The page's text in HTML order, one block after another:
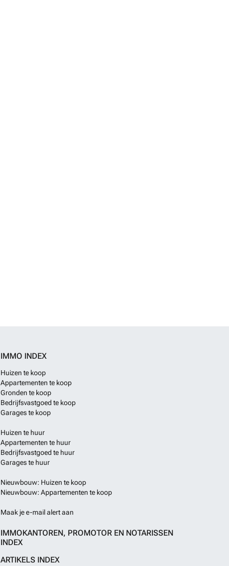
IMMO INDEX
Huizen te koop
Appartementen te koop
Gronden te koop
Bedrijfsvastgoed te koop
Garages te koop
Huizen te huur
Appartementen te huur
Bedrijfsvastgoed te huur
Garages te huur
Nieuwbouw: Huizen te koop
Nieuwbouw: Appartementen te koop
Maak je e-mail alert aan
IMMOKANTOREN, PROMOTOR EN NOTARISSEN
INDEX
ARTIKELS INDEX